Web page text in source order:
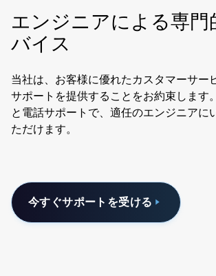
エンジニアによる専門
バイス
当社は、お客様に優れたカスタマーサー
サポートを提供することをお約束します
と電話サポートで、適任のエンジニアに
ただけます。
今すぐサポートを受ける